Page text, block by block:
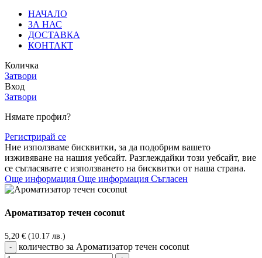
НАЧАЛО
ЗА НАС
ДОСТАВКА
КОНТАКТ
Количка
Затвори
Вход
Затвори
Нямате профил?
Регистрирай се
Ние използваме бисквитки, за да подобрим вашето
изживяване на нашия уебсайт. Разглеждайки този уебсайт, вие
се съгласявате с използването на бисквитки от наша страна.
Още информация Още информация Съгласен
Ароматизатор течен coconut
5,20 € (10.17 лв.)
количество за Ароматизатор течен coconut